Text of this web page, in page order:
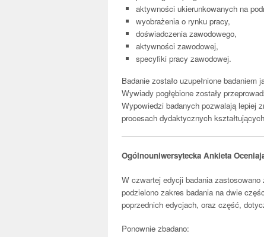
aktywności ukierunkowanych na
wyobrażenia o rynku pracy,
doświadczenia zawodowego,
aktywności zawodowej,
specyfiki pracy zawodowej.
Badanie zostało uzupełnione
Wywiady pogłębione zostały
Wypowiedzi badanych pozwalają lepiej
procesach dydaktycznych
Ogólnouniwersytecka Ankieta
W czwartej edycji badania
podzielono zakres badania na dwie
poprzednich edycjach, oraz część,
Ponownie zbadano: